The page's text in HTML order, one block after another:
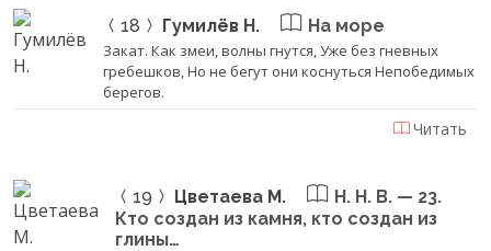
18 Гумилёв Н. На море
Закат. Как змеи, волны гнутся, Уже без гневных
гребешков, Но не бегут они коснуться Непобедимых
берегов.
Читать
19 Цветаева М.
Н. Н. В. — 23.
Кто создан из камня, кто создан из
глины…